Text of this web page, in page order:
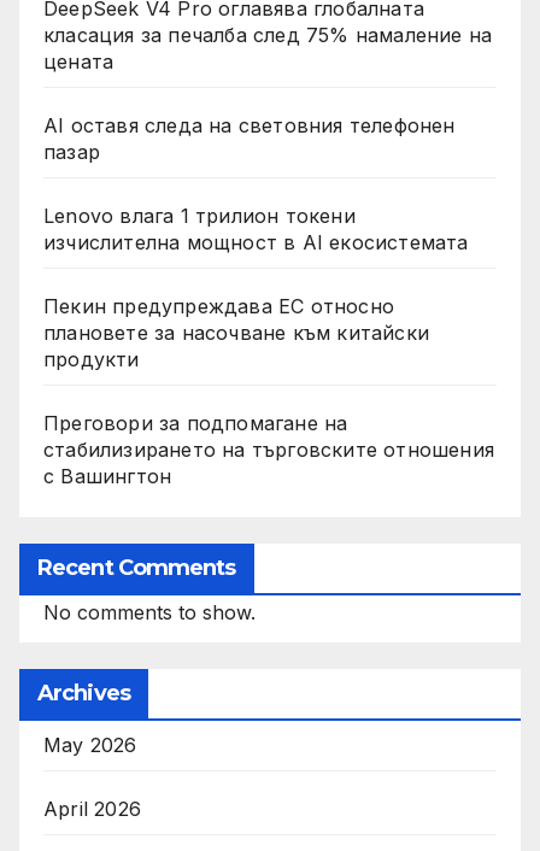
DeepSeek V4 Pro оглавява глобалната
класация за печалба след 75% намаление на
цената
AI оставя следа на световния телефонен
пазар
Lenovo влага 1 трилион токени
изчислителна мощност в AI екосистемата
Пекин предупреждава ЕС относно
плановете за насочване към китайски
продукти
Преговори за подпомагане на
стабилизирането на търговските отношения
с Вашингтон
Recent Comments
No comments to show.
Archives
May 2026
April 2026